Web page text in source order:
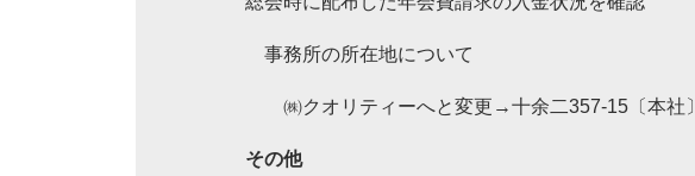
事務所の所在地について
㈱クオリティーへと変更→十余二357-15〔本社〕
その他